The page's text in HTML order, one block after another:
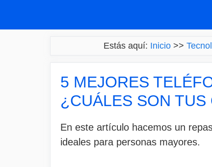
Estás aquí: Inicio>>
5 MEJORES
¿CUÁLES SON TUS
En este artículo hacemos un
ideales para personas mayores.